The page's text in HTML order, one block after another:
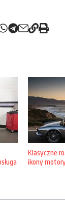
Klasyczne
ikony